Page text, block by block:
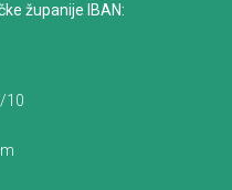
županije IBAN:
10